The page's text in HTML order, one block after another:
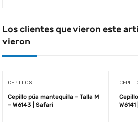
Los clientes que vieron este
vieron
CEPILLOS
Cepillo púa mantequilla – Talla M
– W6143 | Safari